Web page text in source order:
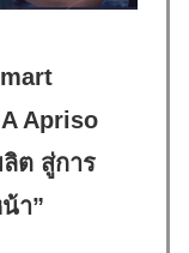
Apriso
ต สู่การ
า”